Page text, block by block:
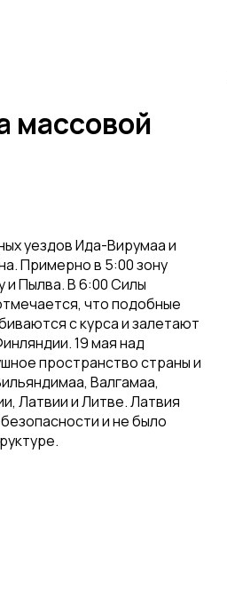
массовой
уездов Ида-Вирумаа и
Примерно в 5:00 зону
и Пылва. В 6:00 Силы
что подобные
с курса и залетают
19 мая над
пространство страны и
Валгамаа,
Латвии и Литве. Латвия
и не было